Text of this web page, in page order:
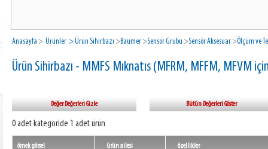
Anasayfa > Ürünler > Ürün Sihirbazı >Baumer >Sensör Grubu >Sensör Aksesuar >Ölçüm ve
Ürün Sihirbazı - MMFS Mıknatıs (MFRM, MFFM, MFVM
Değer Değerleri Gizle Bütün Değerleri Göster
0 adet kategoride 1 adet ürün
örnek görsel ürün ailesi özellikler